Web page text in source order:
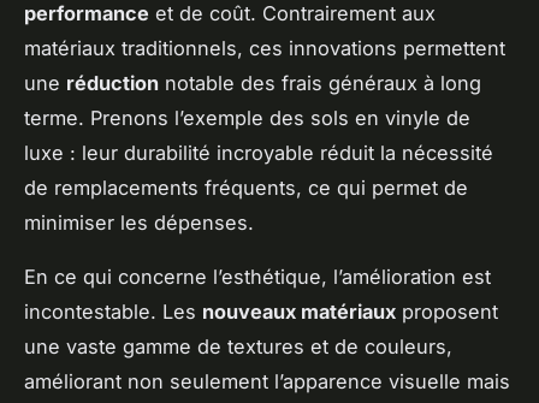
performance et de coût. Contrairement aux
matériaux traditionnels, ces innovations permettent
une réduction notable des frais généraux à long
terme. Prenons l’exemple des sols en vinyle de
luxe : leur durabilité incroyable réduit la nécessité
de remplacements fréquents, ce qui permet de
minimiser les dépenses.
En ce qui concerne l’esthétique, l’amélioration est
incontestable. Les nouveaux matériaux proposent
une vaste gamme de textures et de couleurs,
améliorant non seulement l’apparence visuelle mais